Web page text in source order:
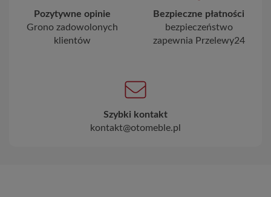
Pozytywne opinie
Grono zadowolonych
klientów
Bezpieczne płatności
bezpieczeństwo
zapewnia Przelewy24
Szybki kontakt
kontakt@otomeble.pl